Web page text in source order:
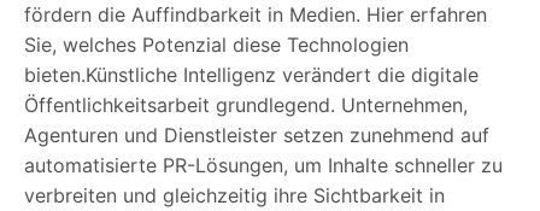
fördern die Auffindbarkeit in Medien. Hier erfahren
Sie, welches Potenzial diese Technologien
bieten.Künstliche Intelligenz verändert die digitale
Öffentlichkeitsarbeit grundlegend. Unternehmen,
Agenturen und Dienstleister setzen zunehmend auf
automatisierte PR-Lösungen, um Inhalte schneller zu
verbreiten und gleichzeitig ihre Sichtbarkeit in